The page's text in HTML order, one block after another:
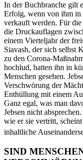
In der Buchbranche gilt
Erfolg, wenn von ihm in
verkauft werden. Für
die Druckauflagen
einem Vierteljahr der
Siavash, der sich selbst
zu den Corona-
hochlud, hatten ihn in
Menschen gesehen.
Verschwörung der
Enthüllung mit einem
Ganz egal, was man
Jebsen nicht
wie er sie vertritt,
inhaltliche
SIND